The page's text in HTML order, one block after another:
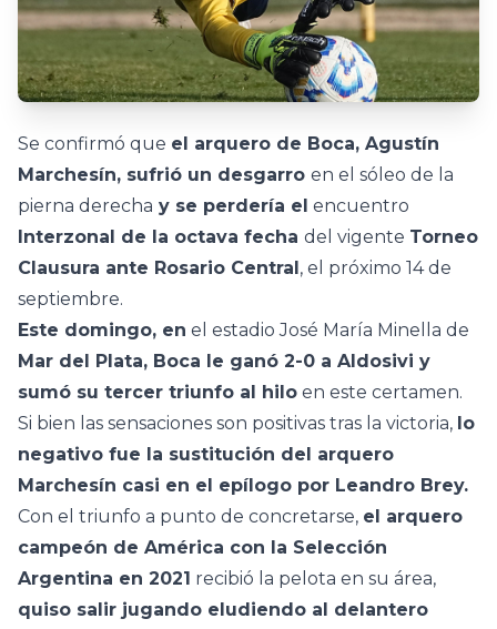
Se confirmó que el arquero de Boca, Agustín
Marchesín, sufrió un desgarro en el sóleo de la
pierna derecha y se perdería el encuentro
Interzonal de la octava fecha del vigente Torneo
Clausura ante Rosario Central , el próximo 14 de
septiembre.
Este domingo, en el estadio José María Minella de
Mar del Plata, Boca le ganó 2-0 a Aldosivi y
sumó su tercer triunfo al hilo en este certamen.
Si bien las sensaciones son positivas tras la victoria, lo
negativo fue la sustitución del arquero
Marchesín casi en el epílogo por Leandro Brey.
Con el triunfo a punto de concretarse, el arquero
campeón de América con la Selección
Argentina en 2021 recibió la pelota en su área,
quiso salir jugando eludiendo al delantero